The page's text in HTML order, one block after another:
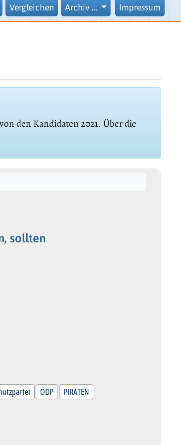
Vergleichen Archiv … Impressum
den Kandidaten 2021. Über die
sollten
ÖDP PIRATEN